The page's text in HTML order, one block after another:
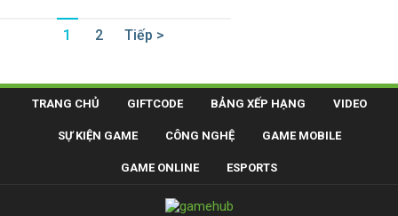
1 2 Tiếp >
TRANG CHỦ GIFTCODE BẢNG XẾP HẠNG VIDEO
SỰ KIỆN GAME CÔNG NGHỆ GAME MOBILE
GAME ONLINE ESPORTS